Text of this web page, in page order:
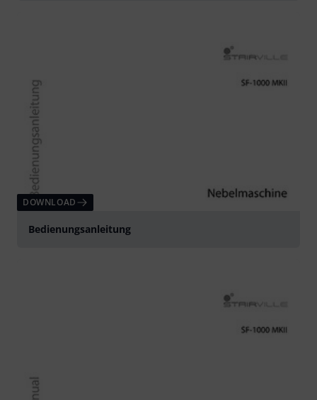
DOWNLOAD
Bedienungsanleitung